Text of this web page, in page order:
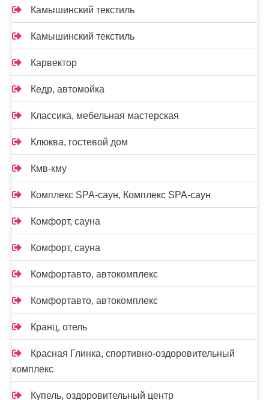
Камышинский текстиль
Камышинский текстиль
Карвектор
Кедр, автомойка
Классика, мебельная мастерская
Клюква, гостевой дом
Кмв-кму
Комплекс SPA-саун, Комплекс SPA-саун
Комфорт, сауна
Комфорт, сауна
Комфортавто, автокомплекс
Комфортавто, автокомплекс
Кранц, отель
Красная Глинка, спортивно-оздоровительный
комплекс
Купель, оздоровительный центр